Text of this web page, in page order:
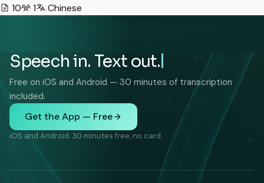
10
1 Chinese
Speech in. Text out.
Free on iOS and Android — 30 minutes of transcription
included.
Get the App — Free
iOS and Android. 30 minutes free, no card.